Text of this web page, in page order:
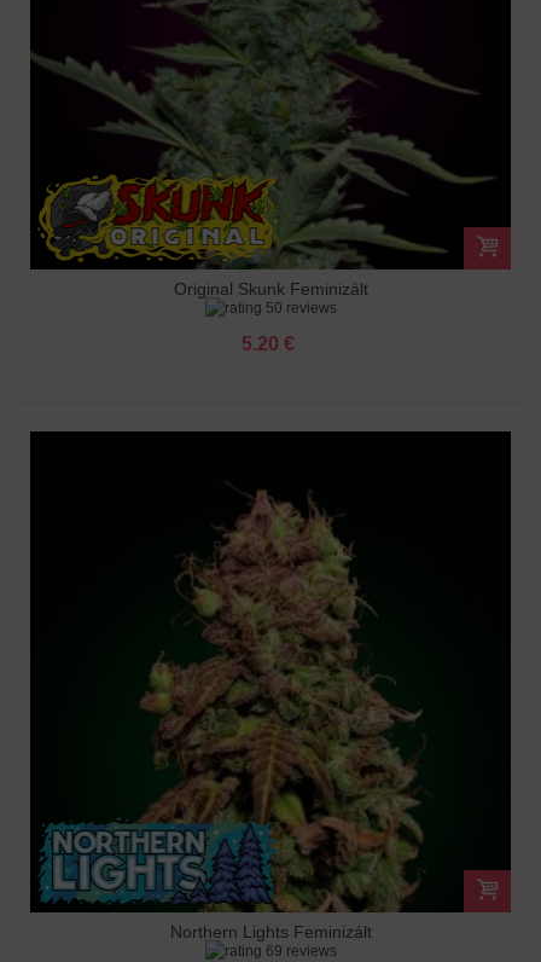
Original Skunk Feminizált
50 reviews
5.20 €
Northern Lights Feminizált
69 reviews